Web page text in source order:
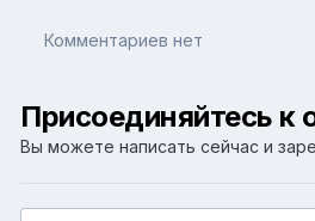
Комментариев нет
Присоединяйтесь
Вы можете написать сейчас и